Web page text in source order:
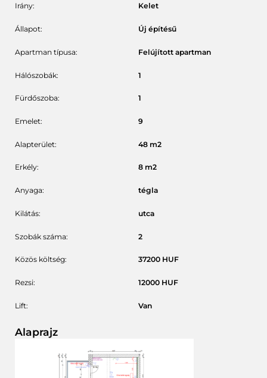
Irány: Kelet
Állapot: Új építésű
Apartman típusa: Felújított apartman
Hálószobák: 1
Fürdőszoba: 1
Emelet: 9
Alapterület: 48 m2
Erkély: 8 m2
Anyaga: tégla
Kilátás: utca
Szobák száma: 2
Közös költség: 37200 HUF
Rezsi: 12000 HUF
Lift: Van
Alaprajz